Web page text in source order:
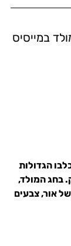
הגדולות
בחג המולד,
אור, צבעים